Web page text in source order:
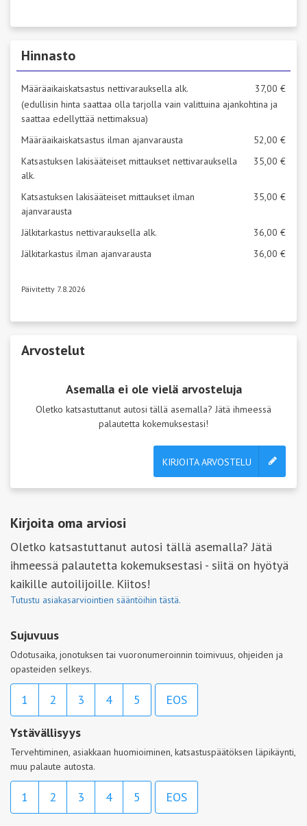
Hinnasto
Määräaikaiskatsastus nettivarauksella alk.
37,00 €
(edullisin hinta saattaa olla tarjolla vain valittuina ajankohtina ja
saattaa edellyttää nettimaksua)
Määräaikaiskatsastus ilman ajanvarausta
52,00 €
Katsastuksen lakisääteiset mittaukset nettivarauksella
alk.
35,00 €
Katsastuksen lakisääteiset mittaukset ilman
ajanvarausta
35,00 €
Jälkitarkastus nettivarauksella alk.
36,00 €
Jälkitarkastus ilman ajanvarausta
36,00 €
Päivitetty 7.8.2026
Arvostelut
Asemalla ei ole vielä arvosteluja
Oletko katsastuttanut autosi tällä asemalla? Jätä ihmeessä
palautetta kokemuksestasi!
KIRJOITA ARVOSTELU
Kirjoita oma arviosi
Oletko katsastuttanut autosi tällä asemalla? Jätä
ihmeessä palautetta kokemuksestasi - siitä on hyötyä
kaikille autoilijoille. Kiitos!
Tutustu asiakasarviointien sääntöihin tästä.
Sujuvuus
Odotusaika, jonotuksen tai vuoronumeroinnin toimivuus, ohjeiden ja
opasteiden selkeys.
1 2 3 4 5 EOS
Ystävällisyys
Tervehtiminen, asiakkaan huomioiminen, katsastuspäätöksen läpikäynti,
muu palaute autosta.
1 2 3 4 5 EOS